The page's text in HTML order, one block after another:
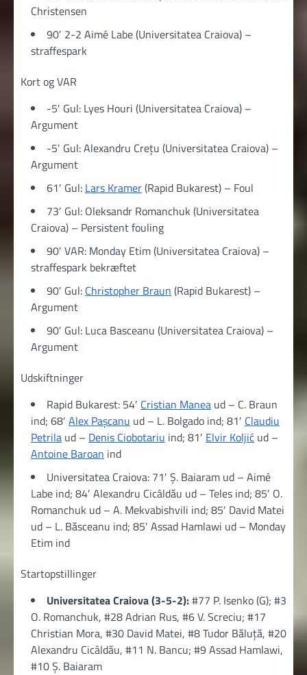
Christensen
90′ 2-2 Aimé Labe (Universitatea Craiova) –
straffespark
Kort og VAR
-5′ Gul: Lyes Houri (Universitatea Craiova) –
Argument
-5′ Gul: Alexandru Crețu (Universitatea Craiova) –
Argument
61′ Gul: Lars Kramer(Rapid Bukarest) – Foul
73′ Gul: Oleksandr Romanchuk (Universitatea
Craiova) – Persistent fouling
90′ VAR: Monday Etim (Universitatea Craiova) –
straffespark bekræftet
90′ Gul: Christopher Braun (Rapid Bukarest) –
Argument
90′ Gul: Luca Basceanu (Universitatea Craiova) –
Argument
Udskiftninger
Rapid Bukarest: 54′ Cristian Manea ud – C. Braun
ind; 68′ Alex Pașcanu ud – L. Bolgado ind; 81′ Claudiu
Petrila ud – Denis Ciobotariu ind; 81′ Elvir Koljić ud –
Antoine Baroan ind
Universitatea Craiova: 71′ Ș. Baiaram ud – Aimé
Labe ind; 84′ Alexandru Cicâldău ud – Teles ind; 85′ O.
Romanchuk ud – A. Mekvabishvili ind; 85′ David Matei
ud – L. Băsceanu ind; 85′ Assad Hamlawi ud – Monday
Etim ind
Startopstillinger
Universitatea Craiova (3-5-2):#77 P. Isenko (G); #3
O. Romanchuk, #28 Adrian Rus, #6 V. Screciu; #17
Christian Mora, #30 David Matei, #8 Tudor Băluță, #20
Alexandru Cicâldău, #11 N. Bancu; #9 Assad Hamlawi,
#10 Ș. Baiaram